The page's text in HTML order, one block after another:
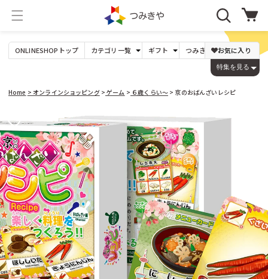
ンツに
進む
ー
ト
ONLINESHOP トップ カテゴリ 一覧
たま パズル
つみき ゲーム
ビー玉転がし
コロロ
キュボロ
その他のメーカー
ごっこ遊び
ままごと
ロールプレイ
周りの世界をつくる
音を楽しむ
音が出るおもちゃ
楽器
オルゴール
組み立てるおもちゃ
木製
プラスチック製
人形 ・ぬいぐるみ
手作り人形（キット）
人形
乳幼児のぬいぐるみ
ケーセンのぬいぐるみ
工作・文房具
画材
手芸、工作
本 カタログ
０〜３歳くらいのおもちゃ
おしゃぶり ガラガラ
プルトイ
スロープトイ
指、手先の動き
乗り物、木馬、その他
けん玉、コマなど
コマ
けん玉
その他手先を使うもの
パターン遊び
モザイク
マグネット
ぺグさし
季節のもの
ひな祭り
端午の節句
イースター
クリスマス
ギフト
つみきやオリジナル
0才〜
Dihras（チェコ）
DOMBURI（日本）
Mリチャード（イギリス）
niermann（ドイツ）
yunsheng（中国）
Theo Klein（ドイツ）
くもん出版（日本）
こまむぐ（日本）
すごろくや（日本）
つみきや
つみきや（日本）
のいとど（日本）
ののじ（日本）
アイアップ（日本）
アコテ（日本）
アスコ（フランス）
アトラス化成（日本）
アトリエニキティキ（日本）
アトリエフィッシャー（スイス）
アドヴァン（日本）
アミーゴ（ドイツ）
アルゴイヤー・ヴェブラーメン（ドイツ）
アルビスブラン（スイス）
アンカー（ドイツ）
アンゲラー（オーストリア）
アントン・シーマー（ドイツ）
イエンス・ウーヴェ・ヴェルナー（ドイツ）
イルカ（スウェーデン）
ウォルフガング・ヴェルナー（ドイツ）
ウッドストックパーカッション（アメリカ）
ウルブリヒト（ドイツ）
ウールマニュファクチャー（ドイツ）
〜1,000円
20,001円
お気に入り
特集を見る
Home > オンラインショッピング> ゲーム ６歳くらい〜 > 京のおばんざいレシピ
報にス
キップ